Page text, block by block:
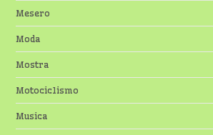
Mesero
Moda
Mostra
Motociclismo
Musica